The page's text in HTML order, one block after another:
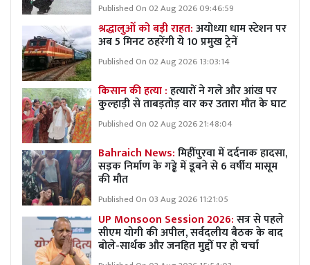
Published On 02 Aug 2026 09:46:59
श्रद्धालुओं को बड़ी राहत:अयोध्या धाम स्टेशन पर
अब 5 मिनट ठहरेंगी ये 10 प्रमुख ट्रेनें
Published On 02 Aug 2026 13:03:14
किसान की हत्या :हत्यारों ने गले और आंख पर
कुल्हाड़ी से ताबड़तोड़ वार कर उतारा मौत के घाट
Published On 02 Aug 2026 21:48:04
Bahraich News:मिहींपुरवा में दर्दनाक हादसा,
सड़क निर्माण के गड्ढे में डूबने से 6 वर्षीय मासूम
की मौत
Published On 03 Aug 2026 11:21:05
UP Monsoon Session 2026:सत्र से पहले
सीएम योगी की अपील, सर्वदलीय बैठक के बाद
बोले-सार्थक और जनहित मुद्दों पर हो चर्चा